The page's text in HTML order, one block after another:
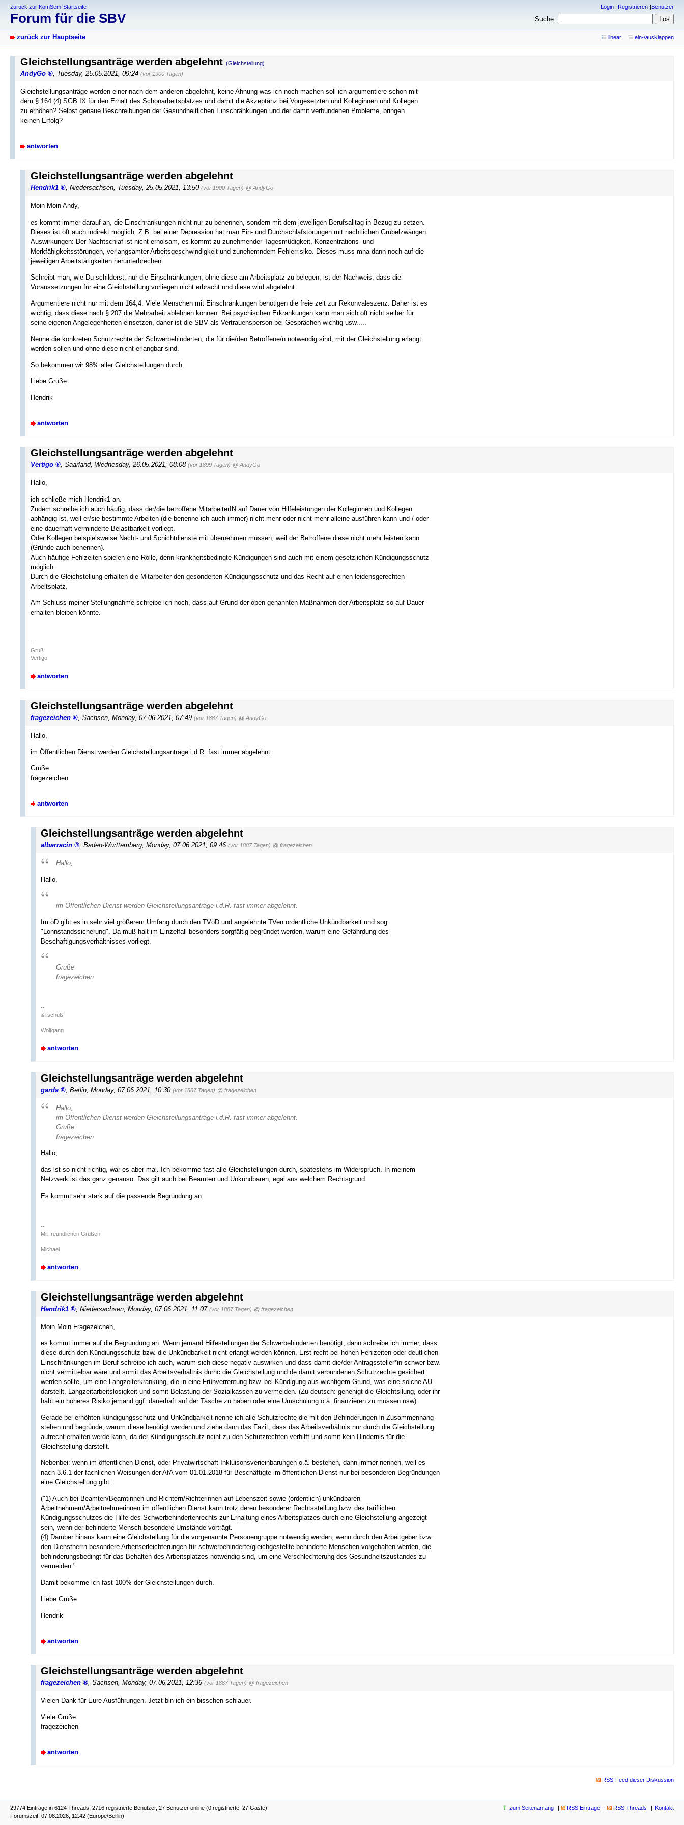
zurück zur KomSem-Startseite
Forum für die SBV
Login Registrieren Benutzer
Suche:
zurück zur Hauptseite linear ein-/ausklappen
Gleichstellungsanträge werden abgelehnt (Gleichstellung)
AndyGo , Tuesday, 25.05.2021, 09:24 (vor 1900 Tagen)
Gleichstellungsanträge werden einer nach dem anderen abgelehnt, keine Ahnung was ich noch machen soll ich argumentiere schon mit
dem § 164 (4) SGB IX für den Erhalt des Schonarbeitsplatzes und damit die Akzeptanz bei Vorgesetzten und Kolleginnen und Kollegen
zu erhöhen? Selbst genaue Beschreibungen der Gesundheitlichen Einschränkungen und der damit verbundenen Probleme, bringen
keinen Erfolg?
antworten
Gleichstellungsanträge werden abgelehnt
Hendrik1 , Niedersachsen, Tuesday, 25.05.2021, 13:50 (vor 1900 Tagen) @ AndyGo
Moin Moin Andy,
es kommt immer darauf an, die Einschränkungen nicht nur zu benennen, sondern mit dem jeweiligen Berufsalltag in Bezug zu setzen.
Dieses ist oft auch indirekt möglich. Z.B. bei einer Depression hat man Ein- und Durchschlafstörungen mit nächtlichen Grübelzwängen.
Auswirkungen: Der Nachtschlaf ist nicht erholsam, es kommt zu zunehmender Tagesmüdigkeit, Konzentrations- und
Merkfähigkeitsstörungen, verlangsamter Arbeitsgeschwindigkeit und zunehemndem Fehlerrisiko. Dieses muss mna dann noch auf die
jeweiligen Arbeitstätigkeiten herunterbrechen.
Schreibt man, wie Du schilderst, nur die Einschränkungen, ohne diese am Arbeitsplatz zu belegen, ist der Nachweis, dass die
Voraussetzungen für eine Gleichstellung vorliegen nicht erbracht und diese wird abgelehnt.
Argumentiere nicht nur mit dem 164,4. Viele Menschen mit Einschränkungen benötigen die freie zeit zur Rekonvaleszenz. Daher ist es
wichtig, dass diese nach § 207 die Mehrarbeit ablehnen können. Bei psychischen Erkrankungen kann man sich oft nicht selber für
seine eigenen Angelegenheiten einsetzen, daher ist die SBV als Vertrauensperson bei Gesprächen wichtig usw.....
Nenne die konkreten Schutzrechte der Schwerbehinderten, die für die/den Betroffene/n notwendig sind, mit der Gleichstellung erlangt
werden sollen und ohne diese nicht erlangbar sind.
So bekommen wir 98% aller Gleichstellungen durch.
Liebe Grüße
Hendrik
antworten
Gleichstellungsanträge werden abgelehnt
Vertigo , Saarland, Wednesday, 26.05.2021, 08:08 (vor 1899 Tagen) @ AndyGo
Hallo,
ich schließe mich Hendrik1 an.
Zudem schreibe ich auch häufig, dass der/die betroffene MitarbeiterIN auf Dauer von Hilfeleistungen der Kolleginnen und Kollegen
abhängig ist, weil er/sie bestimmte Arbeiten (die benenne ich auch immer) nicht mehr oder nicht mehr alleine ausführen kann und / oder
eine dauerhaft verminderte Belastbarkeit vorliegt.
Oder Kollegen beispielsweise Nacht- und Schichtdienste mit übernehmen müssen, weil der Betroffene diese nicht mehr leisten kann
(Gründe auch benennen).
Auch häufige Fehlzeiten spielen eine Rolle, denn krankheitsbedingte Kündigungen sind auch mit einem gesetzlichen Kündigungsschutz
möglich.
Durch die Gleichstellung erhalten die Mitarbeiter den gesonderten Kündigungsschutz und das Recht auf einen leidensgerechten
Arbeitsplatz.
Am Schluss meiner Stellungnahme schreibe ich noch, dass auf Grund der oben genannten Maßnahmen der Arbeitsplatz so auf Dauer
erhalten bleiben könnte.
--
Gruß
Vertigo
antworten
Gleichstellungsanträge werden abgelehnt
fragezeichen Sachsen Monday, 07.06.2021, 07:49 (vor 1887 Tagen) @ AndyGo
Hallo,
im Öffentlichen Dienst werden Gleichstellungsanträge i.d.R. fast immer abgelehnt.
Grüße
fragezeichen
antworten
Gleichstellungsanträge werden abgelehnt
albarracin , Baden-Württemberg, Monday, 07.06.2021, 09:46 (vor 1887 Tagen) @ fragezeichen
Hallo,
Hallo,
im Öffentlichen Dienst werden Gleichstellungsanträge i.d.R. fast immer abgelehnt.
Im öD gibt es in sehr viel größerem Umfang durch den TVöD und angelehnte TVen ordentliche Unkündbarkeit und sog.
"Lohnstandssicherung". Da muß halt im Einzelfall besonders sorgfältig begründet werden, warum eine Gefährdung des
Beschäftigungsverhältnisses vorliegt.
Grüße
fragezeichen
--
&Tschüß
Wolfgang
antworten
Gleichstellungsanträge werden abgelehnt
garda , Berlin, Monday, 07.06.2021, 10:30 (vor 1887 Tagen) @ fragezeichen
Hallo,
im Öffentlichen Dienst werden Gleichstellungsanträge i.d.R. fast immer abgelehnt.
Grüße
fragezeichen
Hallo,
das ist so nicht richtig, war es aber mal. Ich bekomme fast alle Gleichstellungen durch, spätestens im Widerspruch. In meinem
Netzwerk ist das ganz genauso. Das gilt auch bei Beamten und Unkündbaren, egal aus welchem Rechtsgrund.
Es kommt sehr stark auf die passende Begründung an.
--
Mit freundlichen Grüßen
Michael
antworten
Gleichstellungsanträge werden abgelehnt
Hendrik1 Niedersachsen Monday, 07.06.2021, 11:07 (vor 1887 Tagen) @ fragezeichen
Moin Moin Fragezeichen,
es kommt immer auf die Begründung an. Wenn jemand Hilfestellungen der Schwerbehinderten benötigt, dann schreibe ich immer, dass
diese durch den Kündiungsschutz bzw. die Unkündbarkeit nicht erlangt werden können. Erst recht bei hohen Fehlzeiten oder deutlichen
Einschränkungen im Beruf schreibe ich auch, warum sich diese negativ auswirken und dass damit die/der Antragssteller*in schwer bzw.
nicht vermittelbar wäre und somit das Arbeitsverhältnis durhc die Gleichstellung und de damit verbundenen Schutrzechte gesichert
werden sollte, um eine Langzeiterkrankung, die in eine Frühverrentung bzw. bei Kündigung aus wichtigem Grund, was eine solche AU
darstellt, Langzeitarbeitslosigkeit und somit Belastung der Sozialkassen zu vermeiden. (Zu deutsch: genehigt die Gleichtsllung, oder ihr
habt ein höheres Risiko jemand ggf. dauerhaft auf der Tasche zu haben oder eine Umschulung o.ä. finanzieren zu müssen usw)
Gerade bei erhöhten kündigungsschutz und Unkündbarkeit nenne ich alle Schutzrechte die mit den Behinderungen in Zusammenhang
stehen und begründe, warum diese benötigt werden und ziehe dann das Fazit, dass das Arbeitsverhältnis nur durch die Gleichstellung
aufrecht erhalten werde kann, da der Kündigungsschutz nciht zu den Schutzrechten verhilft und somit kein Hindernis für die
Gleichstellung darstellt.
Nebenbei: wenn im öffentlichen Dienst, oder Privatwirtschaft Inkluisonsverieinbarungen o.ä. bestehen, dann immer nennen, weil es
nach 3.6.1 der fachlichen Weisungen der AfA vom 01.01.2018 für Beschäftigte im öffentlichen Dienst nur bei besonderen Begründungen
eine Gleichstellung gibt:
("1) Auch bei Beamten/Beamtinnen und Richtern/Richterinnen auf Lebenszeit sowie (ordentlich) unkündbaren
Arbeitnehmern/Arbeitnehmerinnen im öffentlichen Dienst kann trotz deren besonderer Rechtsstellung bzw. des tariflichen
Kündigungsschutzes die Hilfe des Schwerbehindertenrechts zur Erhaltung eines Arbeitsplatzes durch eine Gleichstellung angezeigt
sein, wenn der behinderte Mensch besondere Umstände vorträgt.
(4) Darüber hinaus kann eine Gleichstellung für die vorgenannte Personengruppe notwendig werden, wenn durch den Arbeitgeber bzw.
den Dienstherrn besondere Arbeitserleichterungen für schwerbehinderte/gleichgestellte behinderte Menschen vorgehalten werden, die
behinderungsbedingt für das Behalten des Arbeitsplatzes notwendig sind, um eine Verschlechterung des Gesundheitszustandes zu
vermeiden."
Damit bekomme ich fast 100% der Gleichstellungen durch.
Liebe Grüße
Hendrik
antworten
Gleichstellungsanträge werden abgelehnt
fragezeichen Sachsen Monday, 07.06.2021, 12:36 (vor 1887 Tagen) @ fragezeichen
Vielen Dank für Eure Ausführungen. Jetzt bin ich ein bisschen schlauer.
Viele Grüße
fragezeichen
antworten
RSS-Feed dieser Diskussion
29774 Einträge in 6124 Threads, 2716 registrierte Benutzer, 27 Benutzer online (0 registrierte, 27 Gäste)
Forumszeit: 07.08.2026, 12:42 (Europe/Berlin)
zum Seitenanfang RSS Einträge RSS Threads Kontakt